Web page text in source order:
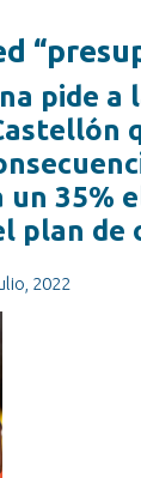
pide a
un 35%
plan de
2022